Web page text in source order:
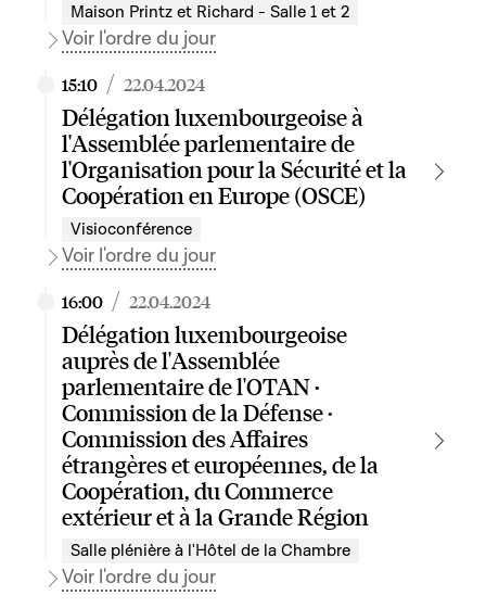
Maison Printz et Richard - Salle 1 et 2
Voir l'ordre du jour
15:10 / 22.04.2024
Délégation luxembourgeoise à
l'Assemblée parlementaire de
l'Organisation pour la Sécurité et la
Coopération en Europe (OSCE)
Visioconférence
Voir l'ordre du jour
16:00 / 22.04.2024
Délégation luxembourgeoise
auprès de l'Assemblée
parlementaire de l'OTAN ·
Commission de la Défense ·
Commission des Affaires
étrangères et européennes, de la
Coopération, du Commerce
extérieur et à la Grande Région
Salle plénière à l'Hôtel de la Chambre
Voir l'ordre du jour